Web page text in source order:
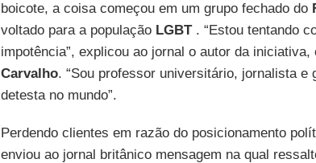
boicote, a coisa começou em um grupo fechado do
voltado para a população LGBT. “Estou tentando
impotência”, explicou ao jornal o autor da
Carvalho. “Sou professor universitário, jornalista e
detesta no mundo”.
Perdendo clientes em razão do posicionamento
enviou ao jornal britânico mensagem na qual